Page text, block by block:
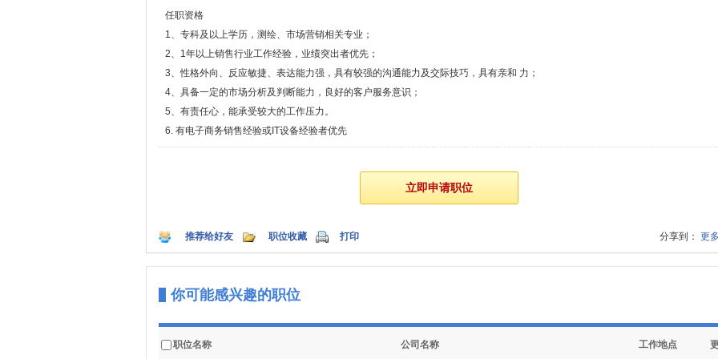
任职资格
1、专科及以上学历，测绘、市场营销相关专业；
2、1年以上销售行业工作经验，业绩突出者优先；
3、性格外向、反应敏捷、表达能力强，具有较强的沟通能力及交际技巧，具有亲和 力；
4、具备一定的市场分析及判断能力，良好的客户服务意识；
5、有责任心，能承受较大的工作压力。
6. 有电子商务销售经验或IT设备经验者优先
推荐给好友 职位收藏 打印 分享到： 更多
你可能感兴趣的职位
职位名称 公司名称 工作地点